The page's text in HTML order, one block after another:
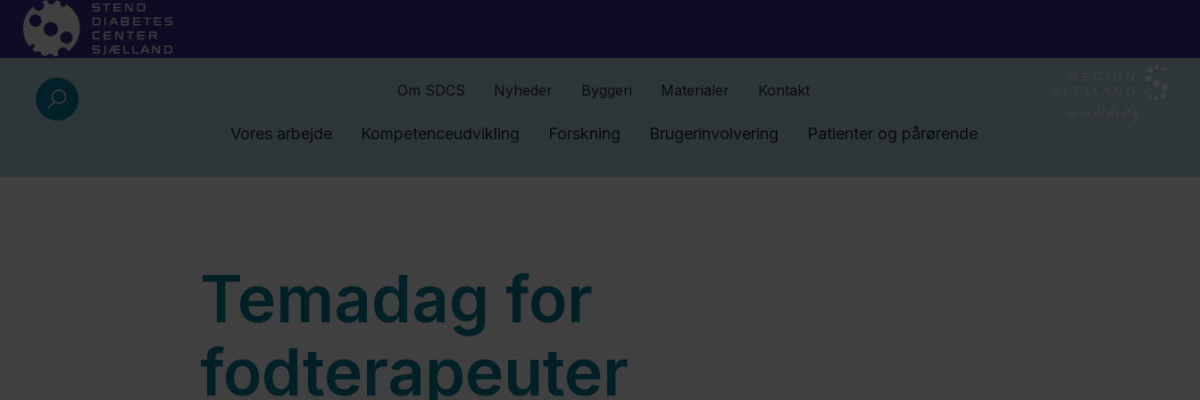
Om SDCS Nyheder Byggeri Materialer Kontakt
Vores arbejde Kompetenceudvikling Forskning Brugerinvolvering Patienter og pårørende
Temadag for
fodterapeuter